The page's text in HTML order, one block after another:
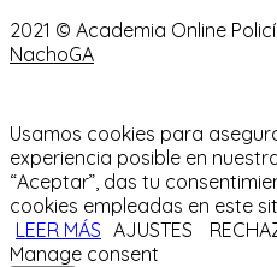
2021 © Academia Online
NachoGA
Usamos cookies para
experiencia posible en
“Aceptar”, das tu
cookies empleadas en este
LEER MÁS AJUSTES
Manage consent